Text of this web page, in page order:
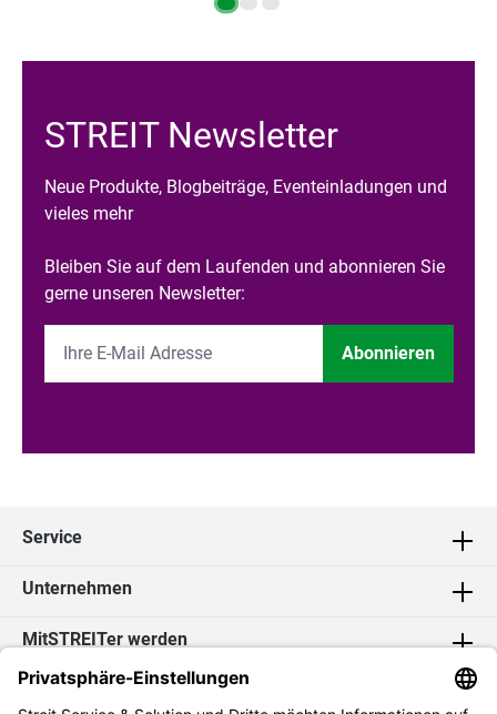
STREIT Newsletter
Neue Produkte, Blogbeiträge, Eventeinladungen und
vieles mehr
Bleiben Sie auf dem Laufenden und abonnieren Sie
gerne unseren Newsletter:
Abonnieren
Service
Unternehmen
MitSTREITer werden
Kontakt